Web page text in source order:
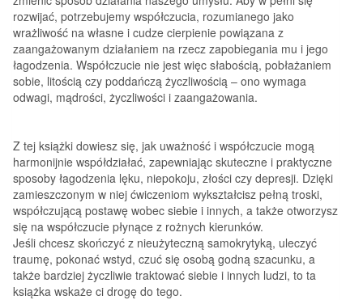
rozwijać, potrzebujemy współczucia, rozumianego jako
wrażliwość na własne i cudze cierpienie powiązana z
zaangażowanym działaniem na rzecz zapobiegania mu i jego
łagodzenia. Współczucie nie jest więc słabością, pobłażaniem
sobie, litością czy poddańczą życzliwością – ono wymaga
odwagi, mądrości, życzliwości i zaangażowania.
Z tej książki dowiesz się, jak uważność i współczucie mogą
harmonijnie współdziałać, zapewniając skuteczne i praktyczne
sposoby łagodzenia lęku, niepokoju, złości czy depresji. Dzięki
zamieszczonym w niej ćwiczeniom wykształcisz pełną troski,
współczującą postawę wobec siebie i innych, a także otworzysz
się na współczucie płynące z rożnych kierunków.
Jeśli chcesz skończyć z nieużyteczną samokrytyką, uleczyć
traumę, pokonać wstyd, czuć się osobą godną szacunku, a
także bardziej życzliwie traktować siebie i innych ludzi, to ta
książka wskaże ci drogę do tego.